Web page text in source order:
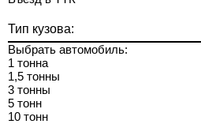
Тип кузова:
Выбрать автомобиль:
1 тонна
1,5 тонны
3 тонны
5 тонн
10 тонн